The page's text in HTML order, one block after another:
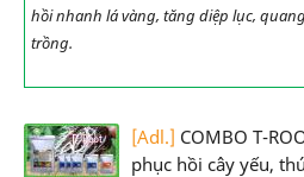
hồi nhanh lá vàng, tăng diệp lục,
trồng.
[Adl.] COMBO T-
phục hồi cây yếu,